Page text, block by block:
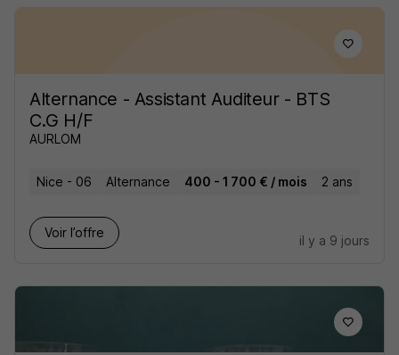
Alternance - Assistant Auditeur - BTS
C.G H/F
AURLOM
Nice - 06 Alternance 400 - 1 700 € / mois 2 ans
Voir l’offre
il y a 9 jours